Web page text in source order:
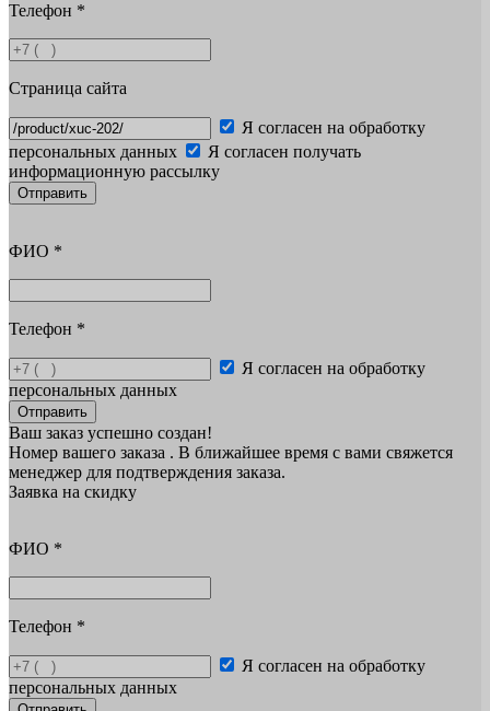
Телефон *
Страница сайта
Я согласен на обработку
персональных данных
Я согласен получать
информационную рассылку
Отправить
ФИО *
Телефон *
Я согласен на обработку
персональных данных
Отправить
Ваш заказ успешно создан!
Номер вашего заказа . В ближайшее время с вами свяжется
менеджер для подтверждения заказа.
Заявка на скидку
ФИО *
Телефон *
Я согласен на обработку
персональных данных